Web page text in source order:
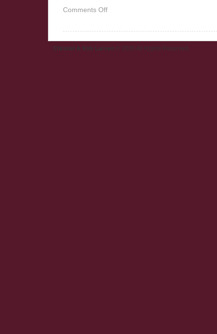
Comments Offon
Christel & Kim Larsen © 2026 All Rights Reserved.